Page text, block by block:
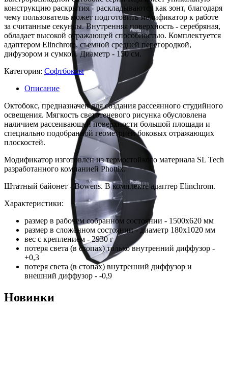
конструкцию раскрытия - раскладываются как зонт, благодаря
чему пользователь может подготовить модификатор к работе
за считанные секунды. Внутренняя поверхность - серебряная,
обладает высокой отражающей способностью. Комплектуется
адаптером Elinchrom, съемной средней перегородкой,
дифузором и сумкой. Диаметр - 150 см.
Категория: Софтбоксы
Описание
Октобокс, предназначен для создания рассеянного студийного
освещения. Мягкость светотеневого рисунка обусловлена
наличием рассеивающей поверхности большой площади и
специально подобранной геометрией боковых отражающих
плоскостей.
Модификатор изготовлен из термостойкого материала SL Tech
разработанного компанией Phottix.
Штатный байонет - Bowens. В комплекте адаптер Elinchrom.
Характеристики:
размер в рабочем собранном состоянии - 1500x620 мм
размер в сложенном состоянии - диаметр 180x1020 мм
вес с креплением - 2930 г
потеря света (в стопах) только внутренний диффузор -
+0,3
потеря света (в стопах) внутренний диффузор и
внешний диффузор - -0,9
Новинки